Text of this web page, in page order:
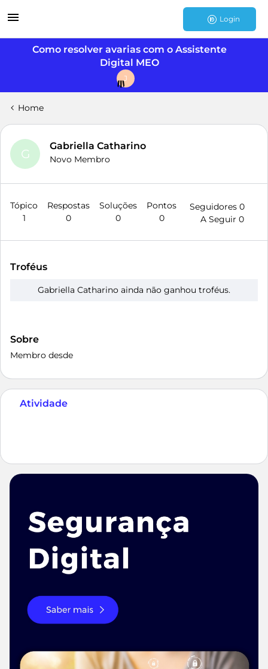
Login
Como resolver avarias com o Assistente
Digital MEO
J
Home
G
Gabriella Catharino
Novo Membro
Tópico
1
Respostas
0
Soluções
0
Pontos
0
Seguidores 0
A Seguir 0
Troféus
Gabriella Catharino ainda não ganhou troféus.
Sobre
Membro desde
Atividade